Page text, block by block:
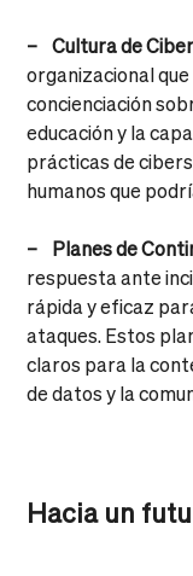
– Cultura de
organizacional
concienciación
educación y la
prácticas de
humanos que
– Planes de
respuesta ante
rápida y eficaz
ataques. Estos
claros para la
de datos y la
Hacia un